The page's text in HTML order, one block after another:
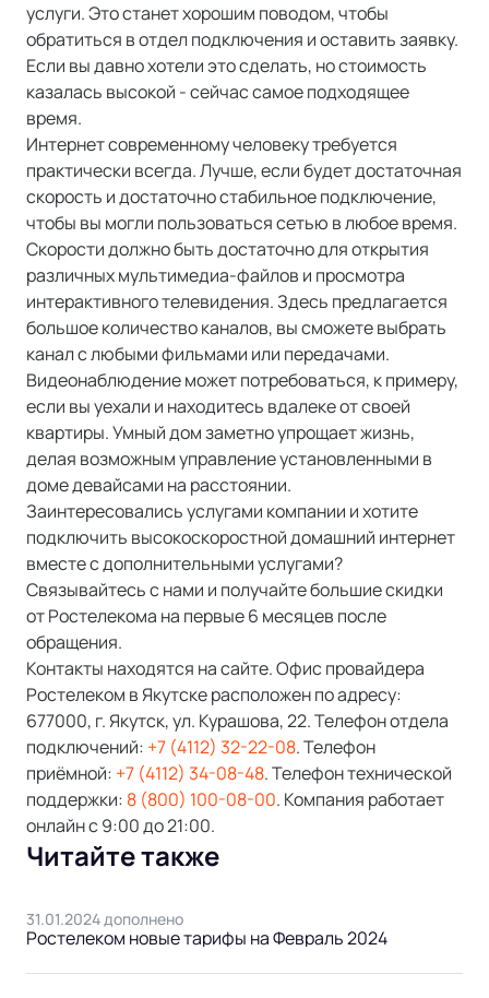
услуги. Это станет хорошим поводом, чтобы
обратиться в отдел подключения и оставить заявку.
Если вы давно хотели это сделать, но стоимость
казалась высокой - сейчас самое подходящее
время.
Интернет современному человеку требуется
практически всегда. Лучше, если будет достаточная
скорость и достаточно стабильное подключение,
чтобы вы могли пользоваться сетью в любое время.
Скорости должно быть достаточно для открытия
различных мультимедиа-файлов и просмотра
интерактивного телевидения. Здесь предлагается
большое количество каналов, вы сможете выбрать
канал с любыми фильмами или передачами.
Видеонаблюдение может потребоваться, к примеру,
если вы уехали и находитесь вдалеке от своей
квартиры. Умный дом заметно упрощает жизнь,
делая возможным управление установленными в
доме девайсами на расстоянии.
Заинтересовались услугами компании и хотите
подключить высокоскоростной домашний интернет
вместе с дополнительными услугами?
Связывайтесь с нами и получайте большие скидки
от Ростелекома на первые 6 месяцев после
обращения.
Контакты находятся на сайте. Офис провайдера
Ростелеком в Якутске расположен по адресу:
677000, г. Якутск, ул. Курашова, 22. Телефон отдела
подключений: +7 (4112) 32-22-08. Телефон
приёмной: +7 (4112) 34-08-48. Телефон технической
поддержки: 8 (800) 100-08-00. Компания работает
онлайн с 9:00 до 21:00.
Читайте также
31.01.2024 дополнено
Ростелеком новые тарифы на Февраль 2024